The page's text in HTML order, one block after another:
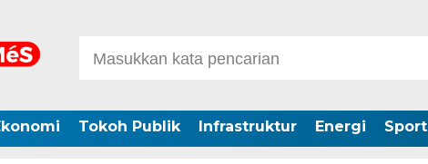
Tokoh Publik Infrastruktur Energi Sport